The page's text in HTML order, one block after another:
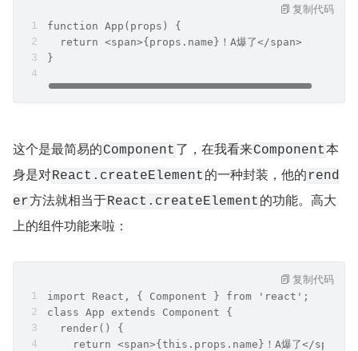
function App(props) {
  return <span>{props.name}！A爆了</span>
}
复制代码
这个是最简易的Component 了，在我看来Component本
身是对React.createElement 的一种封装，他的 rend
er方法就相当于React.createElement 的功能。高大
上的组件功能来啦：
import React, { Component } from 'react';
class App extends Component {
  render() {
return <span>{this.props.name}！A爆了</
复制代码